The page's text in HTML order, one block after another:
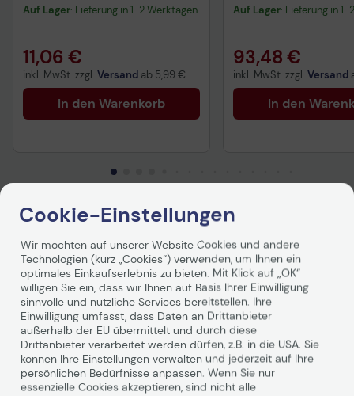
Auf Lager: Lieferung in 1-2 Werktagen
11,06 €
inkl. MwSt. zzgl. Versand ab 5,99 €
In den Warenkorb
Auf Lager: Lieferung in
93,48 €
inkl. MwSt. zzgl. Versand
In den
Eine USB Video Class (UVC)-kompatible Videokamera,
die für Telekonferenzanwendungen auf Desktops oder
Laptops entwickelt wurde. Es ist ein zuverlässiges
digitales Videogerät zur Übertragung von Videodaten in
HD-Qualität über eine Hochgeschwindigkeits- USB
Schnittstelle im Full HD-Modus liefert klare Bilder für alle
Ihre Videokonferenzanforderungen. Es ist einfach zu
bedienen und der funktionale mechanische
Mechanismus sorgt für ein hervorragendes
Cookie-Einstellungen
Wir möchten auf unserer Website Cookies und andere
Technologien (kurz „Cookies“) verwenden, um Ihnen ein
optimales Einkaufserlebnis zu bieten. Mit Klick auf „OK“
willigen Sie ein, dass wir Ihnen auf Basis Ihrer Einwilligung
sinnvolle und nützliche Services bereitstellen. Ihre
Einwilligung umfasst, dass Daten an Drittanbieter
außerhalb der EU übermittelt und durch diese
Drittanbieter verarbeitet werden dürfen, z.B. in die USA. Sie
können Ihre Einstellungen verwalten und jederzeit auf Ihre
persönlichen Bedürfnisse anpassen. Wenn Sie nur
essenzielle Cookies akzeptieren, sind nicht alle